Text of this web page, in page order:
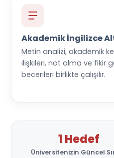
Akademik İngilizce
Metin analizi, akademik
ilişkileri, not alma ve fikir
becerileri birlikte çalışılır.
1 Hedef
Üniversitenizin Güncel